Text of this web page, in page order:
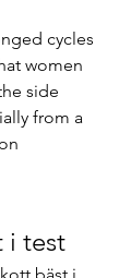
cycles
women
side
from a
i test